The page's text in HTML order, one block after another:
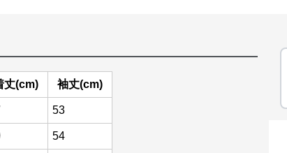
丈(cm) 袖丈(cm)
53
54